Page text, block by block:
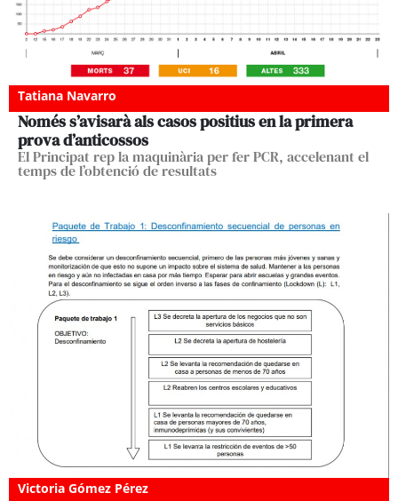
Tatiana Navarro
Només s’avisarà als casos positius en la primera
prova d’anticossos
El Principat rep la maquinària per fer PCR, accelenant el
temps de l’obtenció de resultats
Victoria Gómez Pérez